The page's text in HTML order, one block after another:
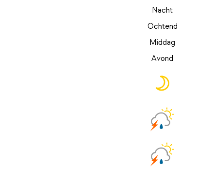
Nacht
Ochtend
Middag
Avond